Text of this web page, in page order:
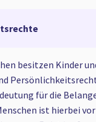
besitzen Kinder
für die
ist hierbei